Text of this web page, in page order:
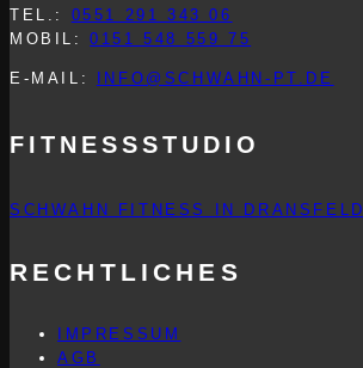
TEL.: 0551 291 343 06
MOBIL:0151 548 559 75
E-MAIL: INFO@SCHWAHN-PT.DE
FITNESSSTUDIO
SCHWAHN FITNESS IN DRANSFELD
RECHTLICHES
IMPRESSUM
AGB